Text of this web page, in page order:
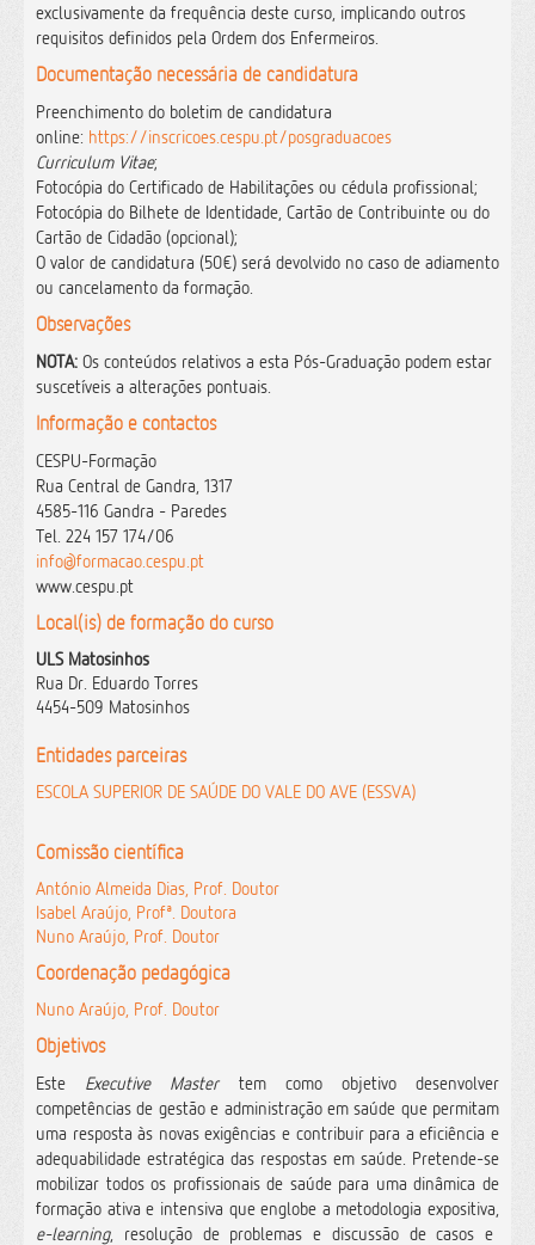
exclusivamente da frequência deste curso, implicando outros
requisitos definidos pela Ordem dos Enfermeiros.
Documentação necessária de candidatura
Preenchimento do boletim de candidatura
online: https://inscricoes.cespu.pt/posgraduacoes
Curriculum Vitae;
Fotocópia do Certificado de Habilitações ou cédula profissional;
Fotocópia do Bilhete de Identidade, Cartão de Contribuinte ou do
Cartão de Cidadão (opcional);
O valor de candidatura (50€) será devolvido no caso de adiamento
ou cancelamento da formação.
Observações
NOTA: Os conteúdos relativos a esta Pós-Graduação podem estar
suscetíveis a alterações pontuais.
Informação e contactos
CESPU-Formação
Rua Central de Gandra, 1317
4585-116 Gandra - Paredes
Tel. 224 157 174/06
info@formacao.cespu.pt
www.cespu.pt
Local(is) de formação do curso
ULS Matosinhos
Rua Dr. Eduardo Torres
4454-509 Matosinhos
Entidades parceiras
ESCOLA SUPERIOR DE SAÚDE DO VALE DO AVE (ESSVA)
Comissão científica
António Almeida Dias, Prof. Doutor
Isabel Araújo, Profª. Doutora
Nuno Araújo, Prof. Doutor
Coordenação pedagógica
Nuno Araújo, Prof. Doutor
Objetivos
Este Executive Mastertem como objetivo desenvolver
competências de gestão e administração em saúde que permitam
uma resposta às novas exigências e contribuir para a eficiência e
adequabilidade estratégica das respostas em saúde. Pretende-se
mobilizar todos os profissionais de saúde para uma dinâmica de
formação ativa e intensiva que englobe a metodologia expositiva,
e-learning, resolução de problemas e discussão de casos e